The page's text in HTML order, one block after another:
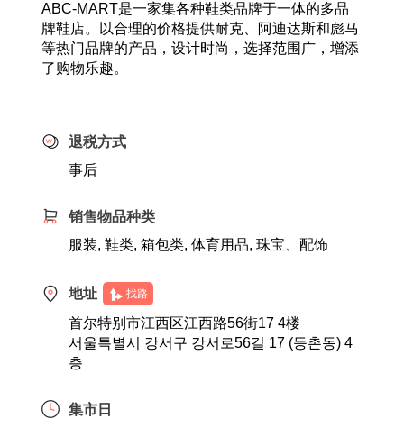
ABC-MART是一家集各种鞋类品牌于一体的多品
牌鞋店。以合理的价格提供耐克、阿迪达斯和彪马
等热门品牌的产品，设计时尚，选择范围广，增添
了购物乐趣。
退税方式
事后
销售物品种类
服装, 鞋类, 箱包类, 体育用品, 珠宝、配饰
地址 找路
首尔特别市江西区江西路56街17 4楼
서울특별시 강서구 강서로56길 17 (등촌동) 4
층
集市日